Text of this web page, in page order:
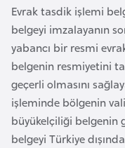
l
e
m
r
i
Evrak tasdik işlemi
belgeyi imzalayanın
yabancı bir resmi
belgenin resmiyetini
geçerli olmasını
işleminde bölgenin
büyükelçiliği belgenin
belgeyi Türkiye
t
u
r
y
a
A